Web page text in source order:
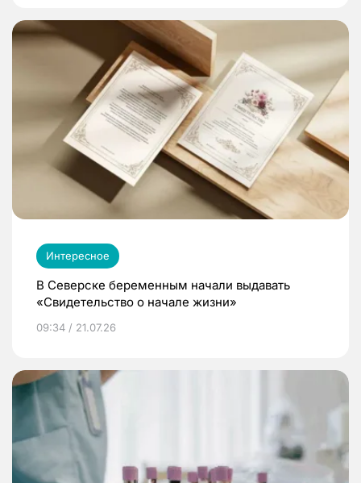
Интересное
В Северске беременным начали выдавать
«Свидетельство о начале жизни»
09:34 / 21.07.26